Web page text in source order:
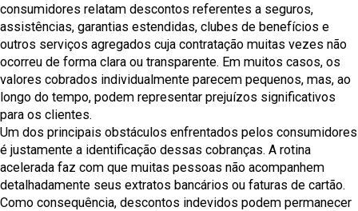
consumidores relatam descontos referentes a seguros,
assistências, garantias estendidas, clubes de benefícios e
outros serviços agregados cuja contratação muitas vezes não
ocorreu de forma clara ou transparente. Em muitos casos, os
valores cobrados individualmente parecem pequenos, mas, ao
longo do tempo, podem representar prejuízos significativos
para os clientes.
Um dos principais obstáculos enfrentados pelos consumidores
é justamente a identificação dessas cobranças. A rotina
acelerada faz com que muitas pessoas não acompanhem
detalhadamente seus extratos bancários ou faturas de cartão.
Como consequência, descontos indevidos podem permanecer